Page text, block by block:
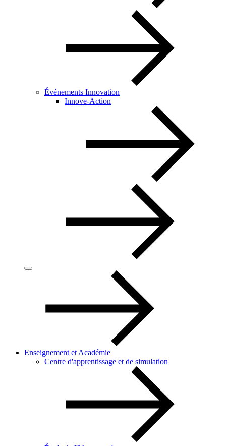
Événements Innovation
Innove-Action
Enseignement et Académie
Centre d'apprentissage et de simulation